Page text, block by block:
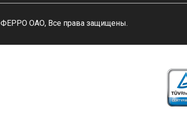
ФЕРРО ОАО, Все права защищены.